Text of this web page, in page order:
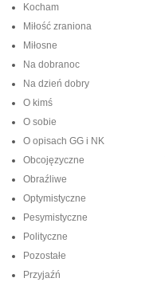
Kocham
Miłość zraniona
Miłosne
Na dobranoc
Na dzień dobry
O kimś
O sobie
O opisach GG i NK
Obcojęzyczne
Obraźliwe
Optymistyczne
Pesymistyczne
Polityczne
Pozostałe
Przyjaźń